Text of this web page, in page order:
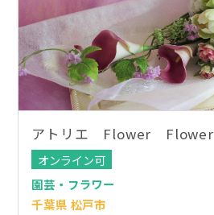
アトリエ Flower Flower
オンライン可
園芸・フラワー
千葉県 松戸市